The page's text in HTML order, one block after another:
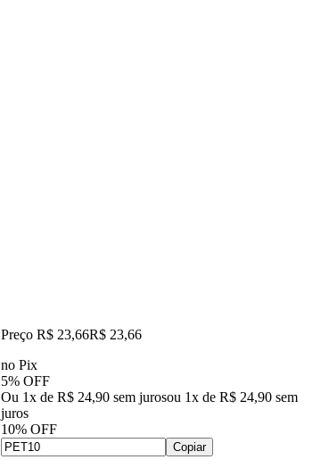
Preço R$ 23,66R$ 23,66
no Pix
5% OFF
Ou 1x de R$ 24,90 sem jurosou 1x de R$ 24,90 sem
juros
10% OFF
Copiar